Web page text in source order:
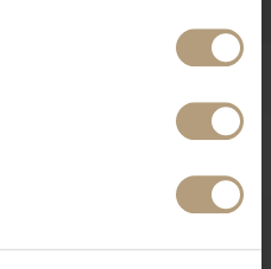
om din placering,
(fingerprinting)